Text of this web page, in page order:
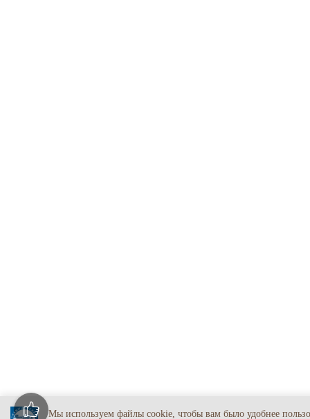
Мы используем файлы cookie, чтобы вам было удобнее